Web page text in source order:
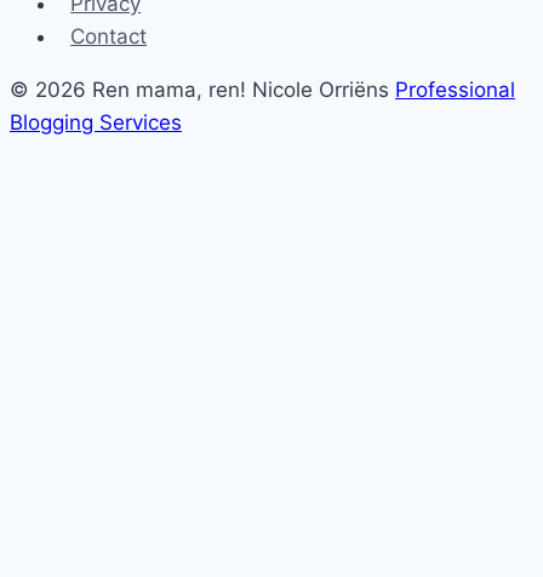
Contact
© 2026 Ren mama, ren! Nicole Orriëns Professional
Blogging Services